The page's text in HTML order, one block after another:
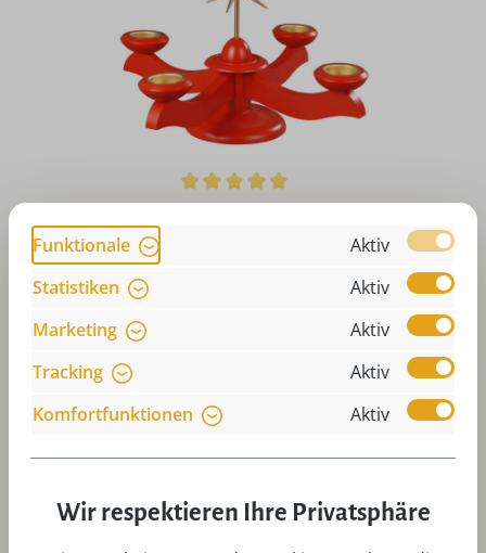
Durchschnittliche Bewertung von 5 von 5 Sternen
In den
Funktionale
Aktiv
Statistiken
Aktiv
Marketing
Aktiv
Tracking
Aktiv
Komfortfunktionen
Aktiv
Wir respektieren Ihre Privatsphäre